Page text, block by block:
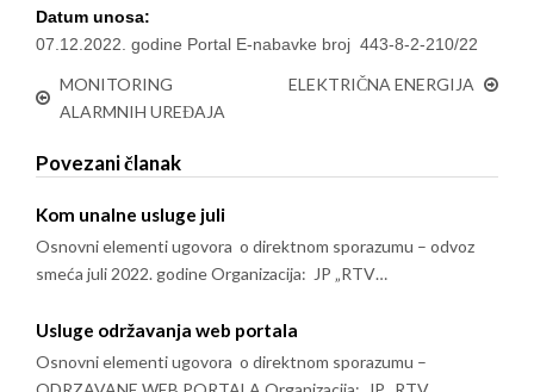
Datum unosa:
07.12.2022. godine Portal E-nabavke broj 443-8-2-210/22
MONITORING
ALARMNIH UREĐAJA
ELEKTRIČNA ENERGIJA
Povezani članak
Kom unalne usluge juli
Osnovni elementi ugovora o direktnom sporazumu – odvoz
smeća juli 2022. godine Organizacija: JP „RTV…
Usluge održavanja web portala
Osnovni elementi ugovora o direktnom sporazumu –